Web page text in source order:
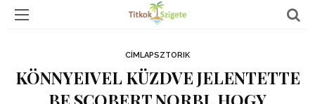
CÍMLAPSZTORIK
KÖNNYEIVEL KÜZDVE JELENTETTE